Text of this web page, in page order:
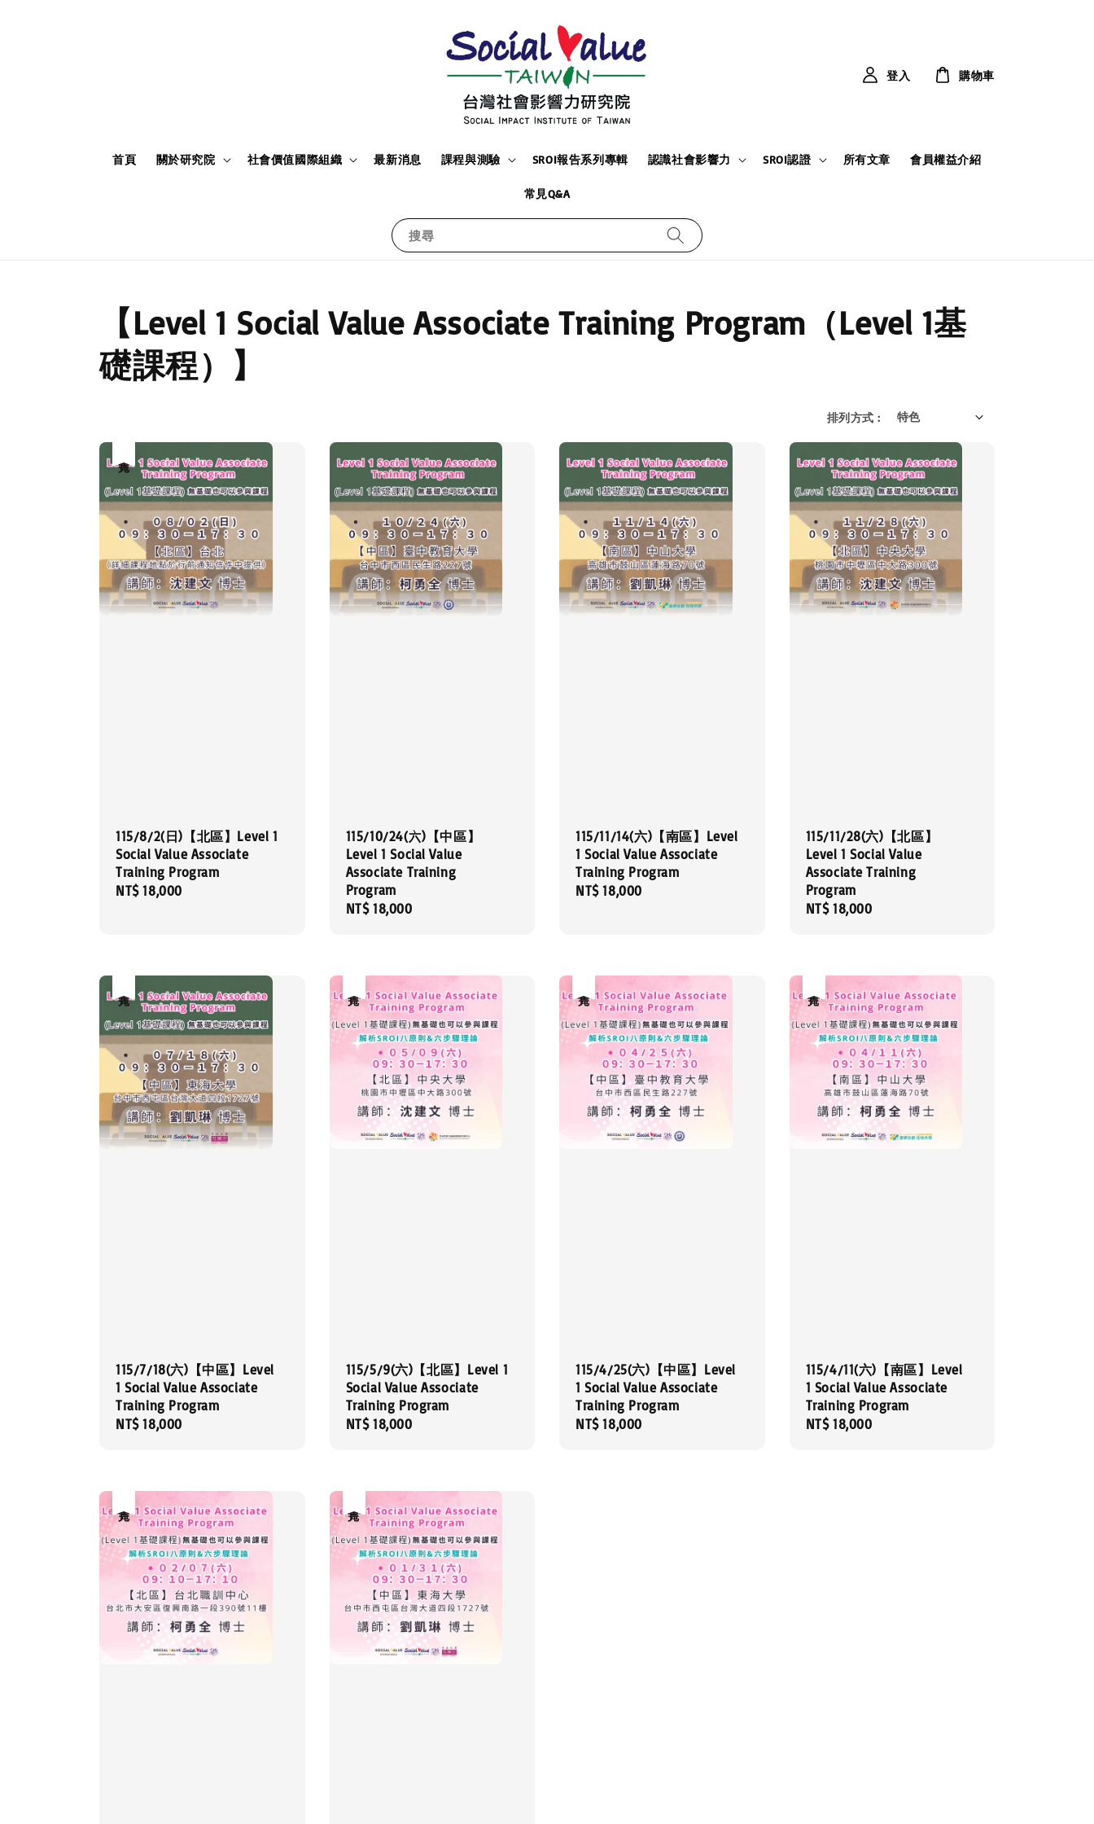
搜尋
首頁 關於研究院 社會價值國際組織 最新消息 課程與測驗 SROI報告系列專輯 認識社會影響力 SROI認證 所有文章 會員權益介紹
常見Q&A
登入 購物車
【Level 1 Social Value Associate Training Program（Level 1基
礎課程）】
排列方式 :
115/8/2(日)【北區】Level 1
Social Value Associate
Training Program
Regular
NT$ 18,000
115/10/24(六)【中區】
Level 1 Social Value
Associate Training
Program
Regular
NT$ 18,000
115/11/14(六)【南區】Level
1 Social Value Associate
Training Program
Regular
NT$ 18,000
115/11/28(六)【北區】
Level 1 Social Value
Associate Training
Program
Regular
NT$ 18,000
115/7/18(六)【中區】Level
1 Social Value Associate
Training Program
Regular
NT$ 18,000
115/5/9(六)【北區】Level 1
Social Value Associate
Training Program
Regular
NT$ 18,000
115/4/25(六)【中區】Level
1 Social Value Associate
Training Program
Regular
NT$ 18,000
115/4/11(六)【南區】Level
1 Social Value Associate
Training Program
Regular
NT$ 18,000